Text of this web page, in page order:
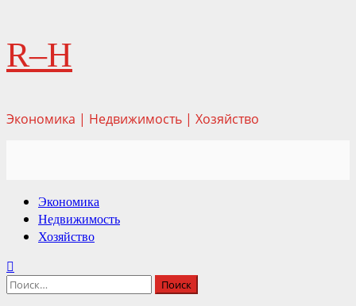
Перейти
содержимому
R–H
Экономика | Недвижимость | Хозяйство
Основное
меню
Экономика
Недвижимость
Хозяйство
Найти: